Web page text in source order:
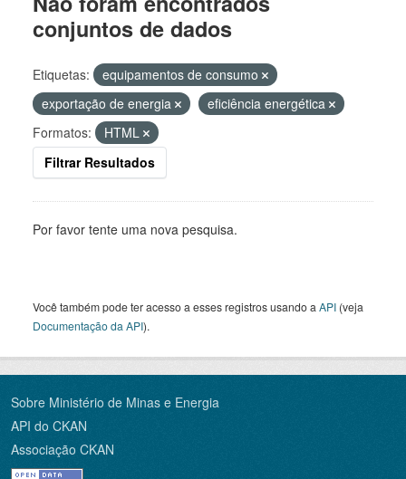
conjuntos de dados
Etiquetas:
equipamentos de consumo
exportação de energia
eficiência energética
Formatos:
HTML
Filtrar Resultados
Por favor tente uma nova pesquisa.
Você também pode ter acesso a esses registros usando a API (veja
Documentação da API).
Sobre Ministério de Minas e Energia
API do CKAN
Associação CKAN